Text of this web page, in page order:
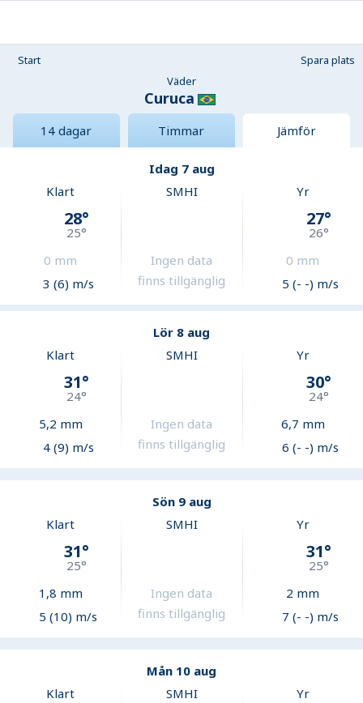
Start
Spara plats
Väder
Curuca
14 dagar Timmar Jämför
Idag 7 aug
Klart
28°
25°
0 mm
3 (6) m/s
SMHI
Ingen data
finns tillgänglig
Yr
27°
26°
0 mm
5 (- -) m/s
Lör 8 aug
Klart
31°
24°
5,2 mm
4 (9) m/s
SMHI
Ingen data
finns tillgänglig
Yr
30°
24°
6,7 mm
6 (- -) m/s
Sön 9 aug
Klart
31°
25°
1,8 mm
5 (10) m/s
SMHI
Ingen data
finns tillgänglig
Yr
31°
25°
2 mm
7 (- -) m/s
Mån 10 aug
Klart
SMHI Yr